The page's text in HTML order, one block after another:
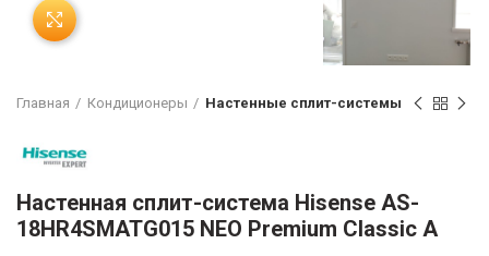
Главная Кондиционеры Настенные сплит-системы
Настенная сплит-система Hisense AS-
18HR4SMATG015 NEO Premium Classic A